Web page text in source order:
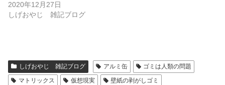
2020年12月27日
しげおやじ 雑記ブログ
しげおやじ 雑記ブログ アルミ缶
ゴミは人類の問題
マトリックス
仮想現実 壁紙の剥がしゴミ